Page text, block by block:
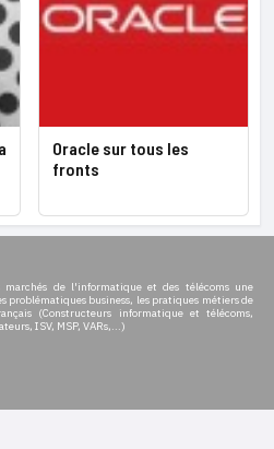
Oracle sur tous les
fronts
marchés de l'informatique et des télécoms une
problématiques business, les pratiques métiers de
(Constructeurs informatique et télécoms,
ISV, MSP, VARs,...)